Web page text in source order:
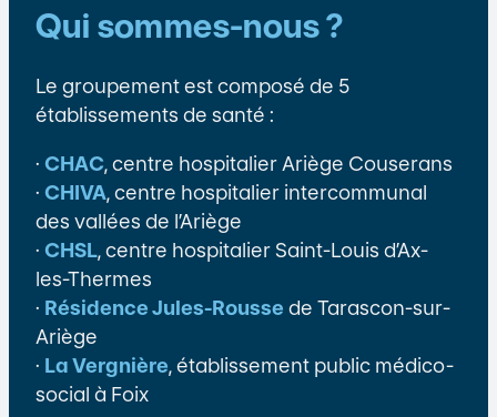
Qui sommes-nous ?
Le groupement est composé de 5
établissements de santé :
· CHAC, centre hospitalier Ariège Couserans
· CHIVA, centre hospitalier intercommunal
des vallées de l’Ariège
· CHSL, centre hospitalier Saint-Louis d’Ax-
les-Thermes
· Résidence Jules-Rousse de Tarascon-sur-
Ariège
· La Vergnière, établissement public médico-
social à Foix